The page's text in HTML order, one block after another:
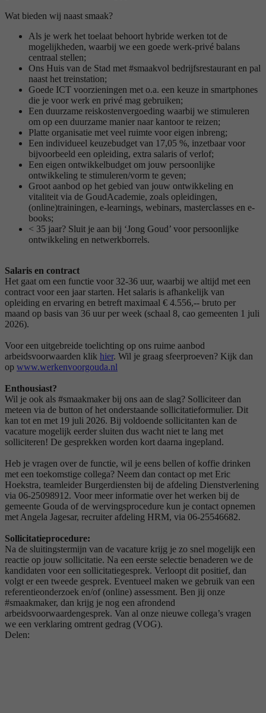
Wat bieden wij naast smaak?
Als je werk het toelaat behoort hybride werken tot de
mogelijkheden, waarbij we een goede werk-privé balans
centraal stellen;
Ons Huis van de Stad met #smaakvol bedrijfsrestaurant en pal
naast het treinstation;
Goede ICT voorzieningen met o.a. een keuze in smartphones
die je voor werk en privé mag gebruiken;
Een duurzame reiskostenvergoeding waarbij we stimuleren
om op een duurzame manier naar kantoor te reizen;
Platte organisatie met veel ruimte voor eigen inbreng;
Een individueel keuzebudget van 17,05 %, inzetbaar voor
bijvoorbeeld een opleiding, extra salaris of verlof;
Een eigen ontwikkelbudget om jouw persoonlijke
ontwikkeling te stimuleren/vorm te geven;
Groot aanbod op het gebied van jouw ontwikkeling en
vitaliteit via de GoudAcademie, zoals opleidingen,
(online)trainingen, e-learnings, webinars, masterclasses en e-
books;
< 35 jaar? Sluit je aan bij ‘Jong Goud’ voor persoonlijke
ontwikkeling en netwerkborrels.
Salaris en contract
Het gaat om een functie voor 32-36 uur, waarbij we altijd met een
contract voor een jaar starten. Het salaris is afhankelijk van
opleiding en ervaring en betreft maximaal € 4.556,-- bruto per
maand op basis van 36 uur per week (schaal 8, cao gemeenten 1 juli
2026).
Voor een uitgebreide toelichting op ons ruime aanbod
arbeidsvoorwaarden klik hier. Wil je graag sfeerproeven? Kijk dan
op www.werkenvoorgouda.nl
Enthousiast?
Wil je ook als #smaakmaker bij ons aan de slag? Solliciteer dan
meteen via de button of het onderstaande sollicitatieformulier. Dit
kan tot en met 19 juli 2026. Bij voldoende sollicitanten kan de
vacature mogelijk eerder sluiten dus wacht niet te lang met
solliciteren! De gesprekken worden kort daarna ingepland.
Heb je vragen over de functie, wil je eens bellen of koffie drinken
met een toekomstige collega? Neem dan contact op met Eric
Hoekstra, teamleider Burgerdiensten bij de afdeling Dienstverlening
via 06-25098912. Voor meer informatie over het werken bij de
gemeente Gouda of de wervingsprocedure kun je contact opnemen
met Angela Jagesar, recruiter afdeling HRM, via 06-25546682.
Sollicitatieprocedure:
Na de sluitingstermijn van de vacature krijg je zo snel mogelijk een
reactie op jouw sollicitatie. Na een eerste selectie benaderen we de
kandidaten voor een sollicitatiegesprek. Verloopt dit positief, dan
volgt er een tweede gesprek. Eventueel maken we gebruik van een
referentieonderzoek en/of (online) assessment. Ben jij onze
#smaakmaker, dan krijg je nog een afrondend
arbeidsvoorwaardengesprek. Van al onze nieuwe collega’s vragen
we een verklaring omtrent gedrag (VOG).
Delen: